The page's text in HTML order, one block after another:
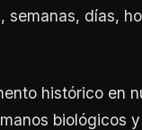
semanas, días,
histórico en
biológicos